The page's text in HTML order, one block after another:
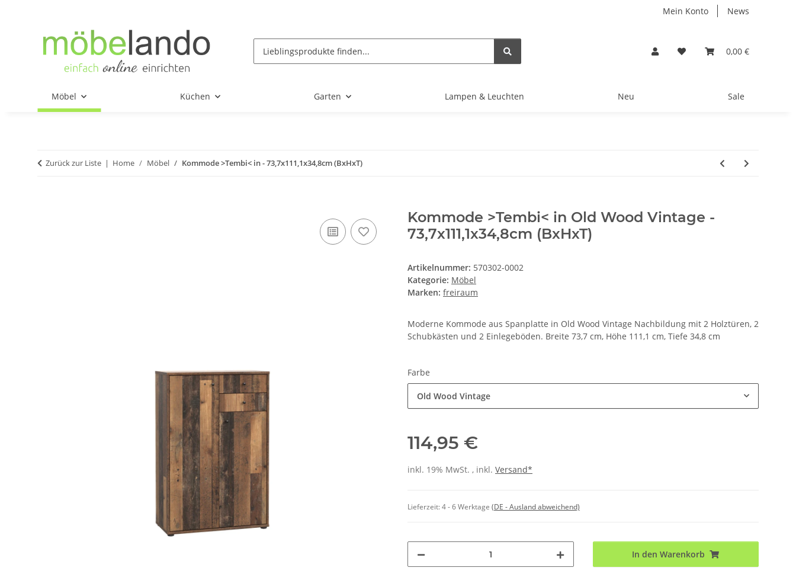
Mein Konto News
0,00 €
Möbel Küchen Garten Lampen & Leuchten Neu Sale
Zurück zur Liste Home Möbel Kommode >Tembi< in - 73,7x111,1x34,8cm (BxHxT)
Kommode >Tembi< in Old Wood Vintage -
73,7x111,1x34,8cm (BxHxT)
Artikelnummer: 570302-0002
Kategorie: Möbel
Marken: freiraum
Moderne Kommode aus Spanplatte in Old Wood Vintage Nachbildung mit 2 Holztüren, 2
Schubkästen und 2 Einlegeböden. Breite 73,7 cm, Höhe 111,1 cm, Tiefe 34,8 cm
Farbe
Old Wood Vintage
114,95 €
inkl. 19% MwSt. , inkl. Versand*
Lieferzeit:4 - 6 Werktage (DE - Ausland abweichend)
In den Warenkorb